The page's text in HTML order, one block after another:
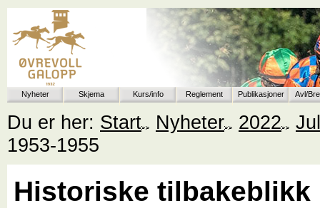
Nyheter Skjema Kurs/info Reglement Publikasjoner Avl/
Du er her: Start Nyheter 2022
1953-1955
Historiske tilbakeblikk